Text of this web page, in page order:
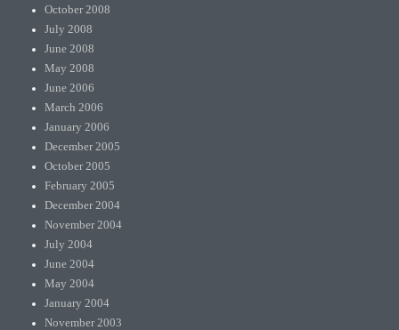
October 2008
July 2008
June 2008
May 2008
June 2006
March 2006
January 2006
December 2005
October 2005
February 2005
December 2004
November 2004
July 2004
June 2004
May 2004
January 2004
November 2003